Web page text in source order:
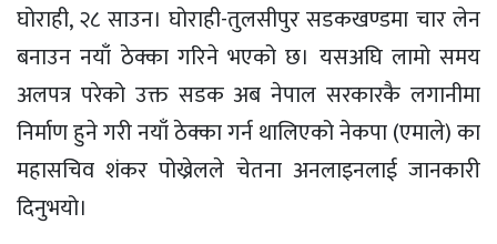
घोराही, २८ साउन। घोराही-तुलसीपुर सडकखण्डमा चार लेन
बनाउन नयाँ ठेक्का गरिने भएको छ। यसअघि लामो समय
अलपत्र परेको उक्त सडक अब नेपाल सरकारकै लगानीमा
निर्माण हुने गरी नयाँ ठेक्का गर्न थालिएको नेकपा (एमाले) का
महासचिव शंकर पोख्रेलले चेतना अनलाइनलाई जानकारी
दिनुभयो।